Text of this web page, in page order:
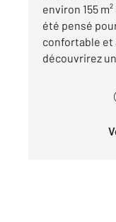
environ 155
été pensé
confortable et
découvrirez